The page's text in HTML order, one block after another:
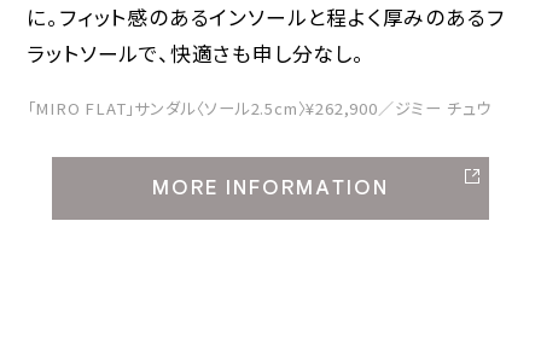
に。フィット感のあるインソールと程よく厚みのあるフ
ラットソールで、快適さも申し分なし。
「MIRO FLAT」サンダル〈ソール2.5cm〉¥262,900／ジミー チュウ
MORE INFORMATION